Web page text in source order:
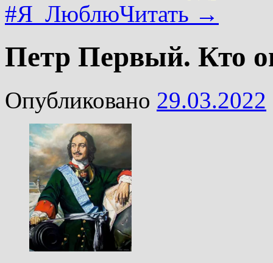
#Я_ЛюблюЧитать →
Петр Первый. Кто
Опубликовано 29.03.2022